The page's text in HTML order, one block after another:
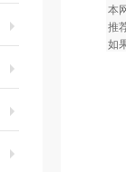
本
推
如